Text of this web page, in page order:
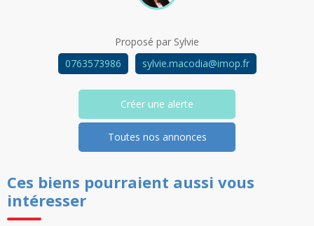
Proposé par Sylvie
0763573986
sylvie.macodia@imop.fr
Créer une alerte
Toutes nos annonces
Ces biens pourraient aussi vous
intéresser